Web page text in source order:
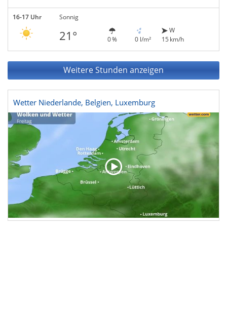
16-17 Uhr Sonnig
21° 0 % 0 l/m²
W
15 km/h
Weitere Stunden anzeigen
Wetter Niederlande, Belgien, Luxemburg